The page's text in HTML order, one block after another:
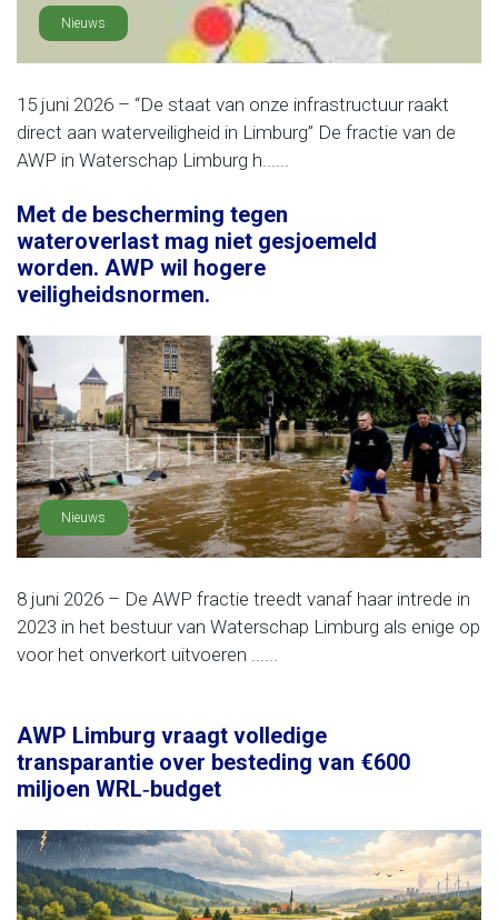
Nieuws
15 juni 2026 – “De staat van onze infrastructuur raakt
direct aan waterveiligheid in Limburg” De fractie van de
AWP in Waterschap Limburg h......
Met de bescherming tegen
wateroverlast mag niet gesjoemeld
worden. AWP wil hogere
veiligheidsnormen.
Nieuws
8 juni 2026 – De AWP fractie treedt vanaf haar intrede in
2023 in het bestuur van Waterschap Limburg als enige op
voor het onverkort uitvoeren ......
AWP Limburg vraagt volledige
transparantie over besteding van €600
miljoen WRL‑budget